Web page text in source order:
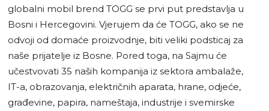
globalni mobil brend TOGG se prvi put predstavlja u
Bosni i Hercegovini. Vjerujem da će TOGG, ako se ne
odvoji od domaće proizvodnje, biti veliki podsticaj za
naše prijatelje iz Bosne. Pored toga, na Sajmu će
učestvovati 35 naših kompanija iz sektora ambalaže,
IT-a, obrazovanja, električnih aparata, hrane, odjeće,
građevine, papira, nameštaja, industrije i svemirske